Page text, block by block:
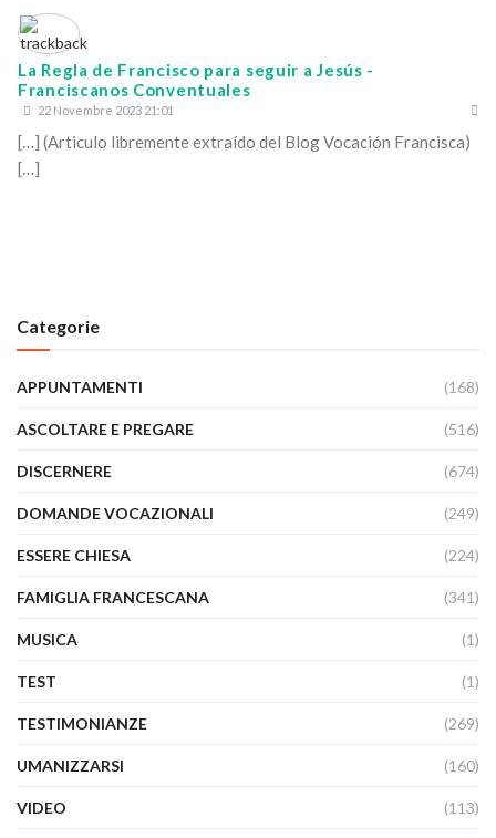
La Regla de Francisco para seguir a Jesús -
Franciscanos Conventuales
22 Novembre 2023 21:01
[…] (Articulo libremente extraído del Blog Vocación Francisca)
[…]
Categorie
APPUNTAMENTI (168)
ASCOLTARE E PREGARE (516)
DISCERNERE (674)
DOMANDE VOCAZIONALI (249)
ESSERE CHIESA (224)
FAMIGLIA FRANCESCANA (341)
MUSICA (1)
TEST (1)
TESTIMONIANZE (269)
UMANIZZARSI (160)
VIDEO (113)